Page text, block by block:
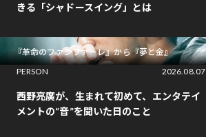
きる「シャドースイング」とは
『革命のファンファーレ』から『夢と金』
PERSON
2026.08.07
西野亮廣が、生まれて初めて、エンタテイ
メントの“音”を聞いた日のこと